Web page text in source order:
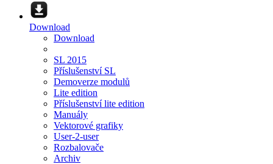
Download
Download
SL 2015
Příslušenství SL
Demoverze modulů
Lite edition
Příslušenství lite edition
Manuály
Vektorové grafiky
User-2-user
Rozbalovače
Archiv